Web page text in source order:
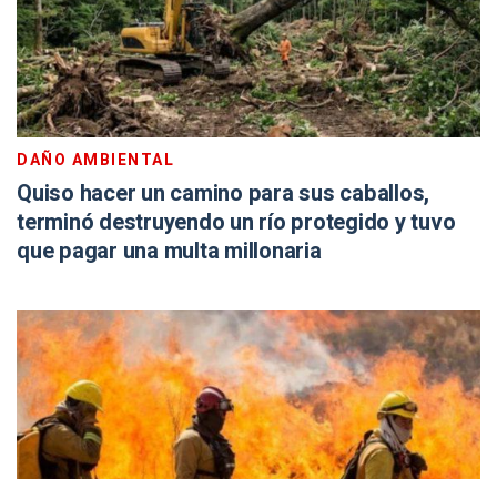
DAÑO AMBIENTAL
Quiso hacer un camino para sus caballos,
terminó destruyendo un río protegido y tuvo
que pagar una multa millonaria